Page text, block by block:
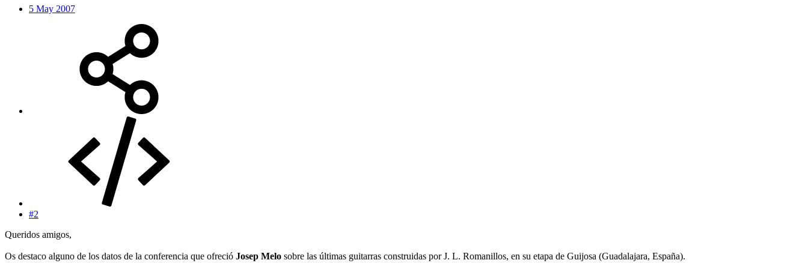
5 May 2007
#2
Queridos amigos,
Os destaco alguno de los datos de la conferencia que ofreció Josep Melo sobre las últimas guitarras construidas por J. L. Romanillos, en su etapa de Guijosa (Guadalajara, España).